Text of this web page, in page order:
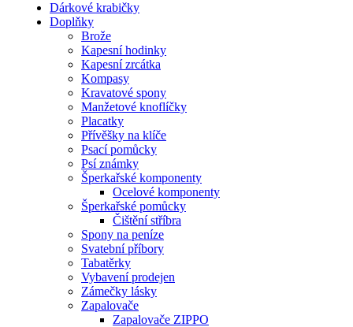
Dárkové krabičky
Doplňky
Brože
Kapesní hodinky
Kapesní zrcátka
Kompasy
Kravatové spony
Manžetové knoflíčky
Placatky
Přívěšky na klíče
Psací pomůcky
Psí známky
Šperkařské komponenty
Ocelové komponenty
Šperkařské pomůcky
Čištění stříbra
Spony na peníze
Svatební příbory
Tabatěrky
Vybavení prodejen
Zámečky lásky
Zapalovače
Zapalovače ZIPPO